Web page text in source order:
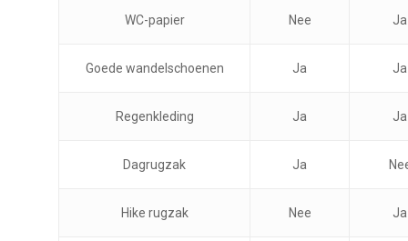
WC-papier Nee Ja
Goede wandelschoenen Ja Ja
Regenkleding Ja Ja
Dagrugzak Ja
Hike rugzak Nee Ja